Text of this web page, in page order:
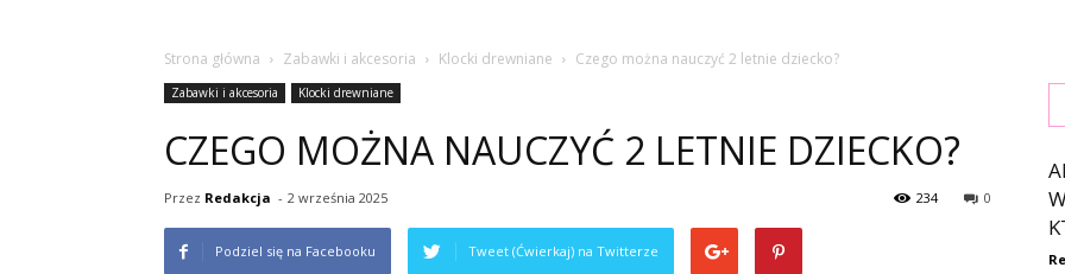
Strona główna Zabawki i akcesoria Klocki drewniane Czego można nauczyć 2 letnie dziecko?
Zabawki i akcesoria Klocki drewniane
CZEGO MOŻNA NAUCZYĆ 2 LETNIE DZIECKO?
Przez Redakcja - 2 września 2025 0
234
Podziel się na Facebooku Tweet (Ćwierkaj) na Twitterze